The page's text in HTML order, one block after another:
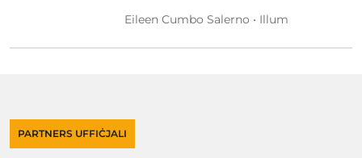
Eileen Cumbo Salerno • Illum
PARTNERS UFFIĊJALI